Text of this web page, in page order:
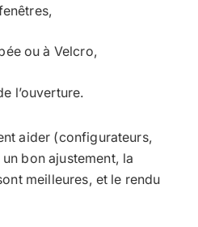
ou à Velcro,
l’ouverture.
aider (configurateurs,
bon ajustement, la
meilleures, et le rendu